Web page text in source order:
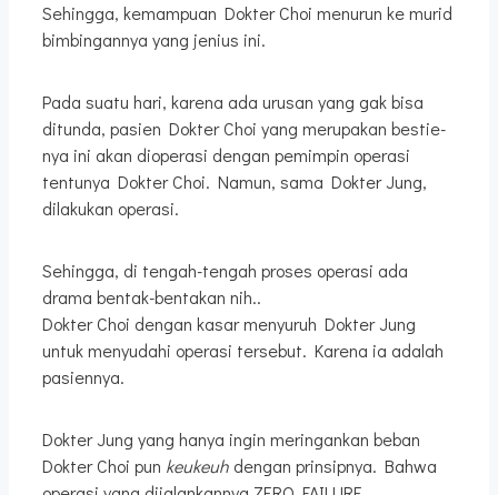
Sehingga, kemampuan Dokter Choi menurun ke murid
bimbingannya yang jenius ini.
Pada suatu hari, karena ada urusan yang gak bisa
ditunda, pasien Dokter Choi yang merupakan bestie-
nya ini akan dioperasi dengan pemimpin operasi
tentunya Dokter Choi. Namun, sama Dokter Jung,
dilakukan operasi.
Sehingga, di tengah-tengah proses operasi ada
drama bentak-bentakan nih..
Dokter Choi dengan kasar menyuruh Dokter Jung
untuk menyudahi operasi tersebut. Karena ia adalah
pasiennya.
Dokter Jung yang hanya ingin meringankan beban
Dokter Choi pun keukeuh dengan prinsipnya. Bahwa